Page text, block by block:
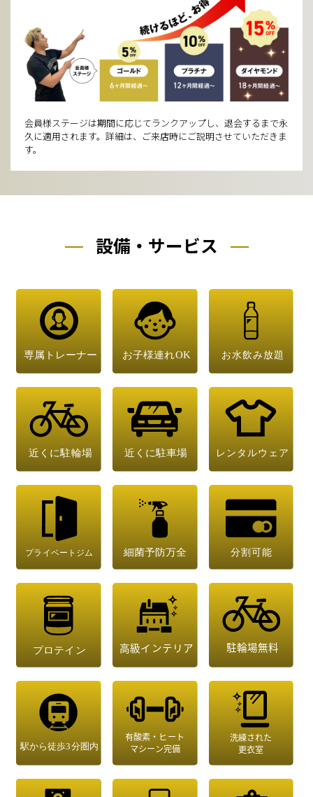
会員様ステージは期間に応じてランクアップし、退会するまで永
久に適用されます。詳細は、ご来店時にご説明させていただきま
す。
設備・サービス